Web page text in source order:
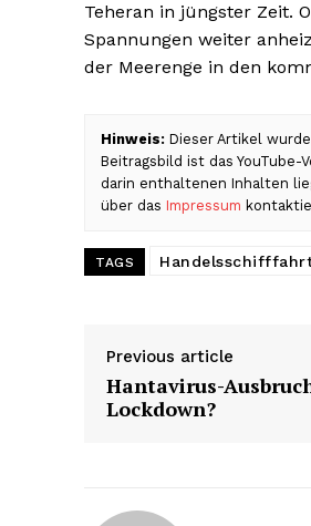
Teheran in jüngster Zeit.
Spannungen weiter
der Meerenge in den
Hinweis: Dieser Artikel
Beitragsbild ist das YouTube-
darin enthaltenen Inhalten
über das Impressum
TAGS
Previous article
Hantavirus-
Lockdown?